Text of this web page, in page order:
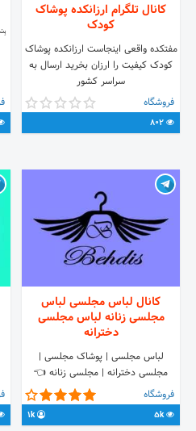
کانال تلگرام ارزانکده پوشاک
کودک
مفتکده واقعی اینجاست ارزانکده پوشاک
کودک کیفیت را ارزان بخرید ارسال به
سراسر کشور
فروشگاه
کانال لباس مجلسی لباس
مجلسی زنانه لباس مجلسی
دخترانه
️لباس مجلسی | پوشاک مجلسی |
مجلسی دخترانه | مجلسی زنانه 👈
ارسال به سراسر کشور 👈پرداخت
سفارش درب منزل خرید حضوری و
اینترنتی آدرس: اصفهان ☆تلفن☆
فروشگاه
5k
1k